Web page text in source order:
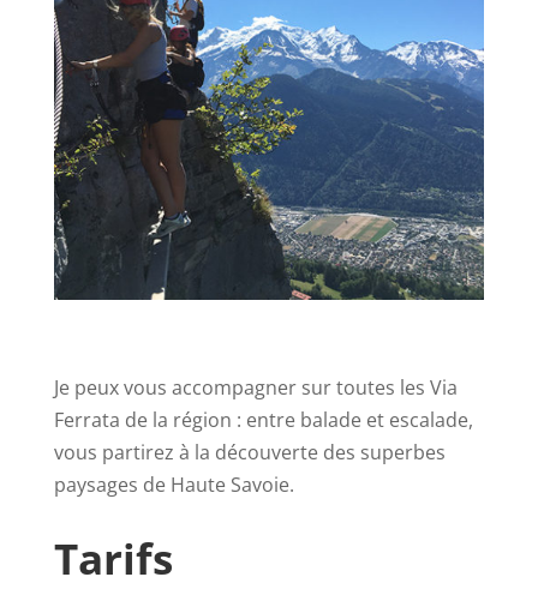
Je peux vous accompagner sur toutes les Via
Ferrata de la région : entre balade et escalade,
vous partirez à la découverte des superbes
paysages de Haute Savoie.
Tarifs